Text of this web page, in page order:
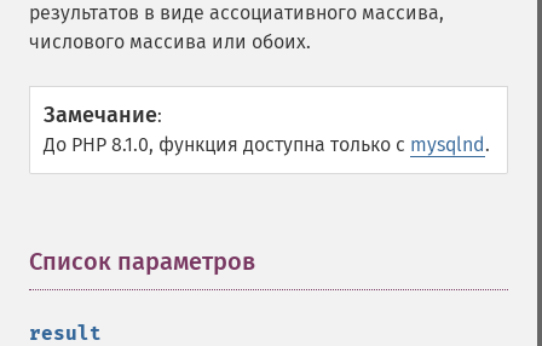
результатов в виде ассоциативного массива,
числового массива или обоих.
Замечание:
До PHP 8.1.0, функция доступна только с mysqlnd.
Список параметров
result